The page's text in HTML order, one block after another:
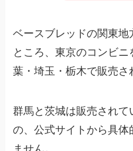
ベースブレッドの関東
ところ、東京のコンビ
葉・埼玉・栃木で販売さ
群馬と茨城は販売され
の、公式サイトから具体